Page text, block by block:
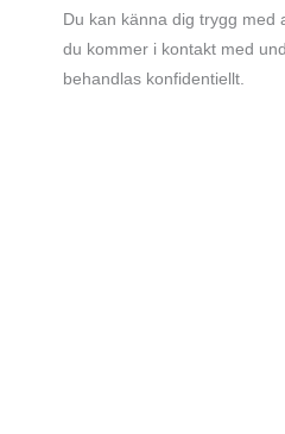
Du kan känna dig trygg med
du kommer i kontakt med
behandlas konfidentiellt.